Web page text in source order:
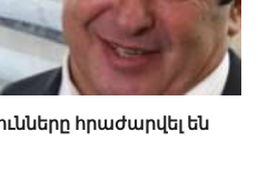
հրաժարվել են